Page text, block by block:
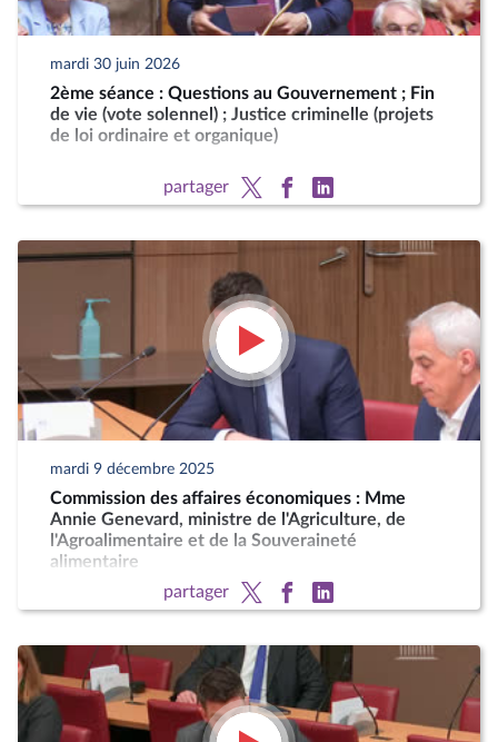
mardi 30 juin 2026
2ème séance : Questions au Gouvernement ; Fin
de vie (vote solennel) ; Justice criminelle (projets
de loi ordinaire et organique)
partager
mardi 9 décembre 2025
Commission des affaires économiques : Mme
Annie Genevard, ministre de l'Agriculture, de
l'Agroalimentaire et de la Souveraineté
alimentaire
partager